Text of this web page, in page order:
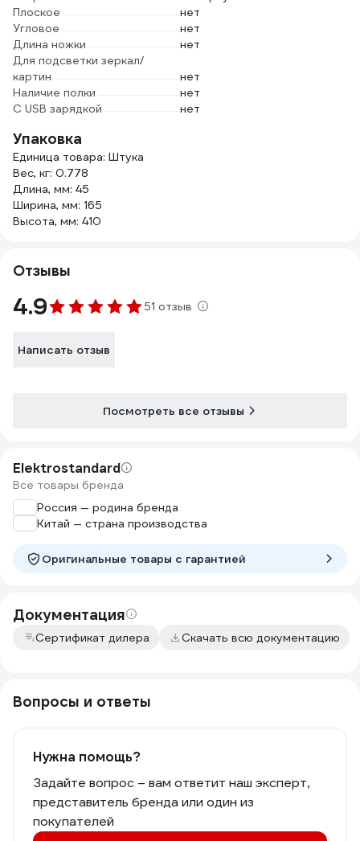
Плоское
нет
Угловое
нет
Длина ножки
нет
Для подсветки зеркал/
картин
нет
Наличие полки
нет
С USB зарядкой
нет
Упаковка
Единица товара: Штука
Вес, кг: 0.778
Длина, мм: 45
Ширина, мм: 165
Высота, мм: 410
Отзывы
4.9 51 отзыв
Написать отзыв
Посмотреть все отзывы
Elektrostandard
Все товары бренда
Россия — родина бренда
Китай — страна производства
Оригинальные товары c гарантией
Документация
Сертификат дилера Скачать всю документацию
Вопросы и ответы
Нужна помощь?
Задайте вопрос – вам ответит наш эксперт,
представитель бренда или один из
покупателей